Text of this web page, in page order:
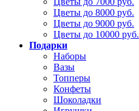
Цветы до 8000 руб.
Цветы до 9000 руб.
Цветы до 10000 руб.
Подарки
Наборы
Вазы
Топперы
Конфеты
Шоколадки